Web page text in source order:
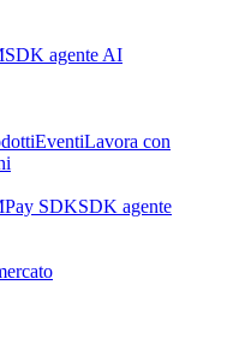
SDK agente AI
EventiLavora con
Pay SDKSDK agente